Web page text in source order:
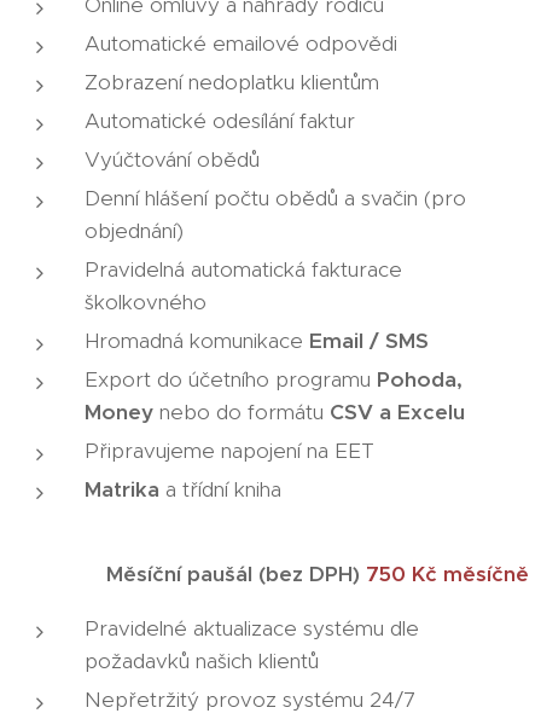
Automatické emailové odpovědi
Zobrazení nedoplatku klientům
Automatické odesílání faktur
Vyúčtování obědů
Denní hlášení počtu obědů a svačin (pro
objednání)
Pravidelná automatická fakturace
školkovného
Hromadná komunikace Email / SMS
Export do účetního programu Pohoda,
Money nebo do formátu CSV a Excelu
Připravujeme napojení na EET
Matrika a třídní kniha
Měsíční paušál (bez DPH) 750 Kč měsíčně
Pravidelné aktualizace systému dle
požadavků našich klientů
Nepřetržitý provoz systému 24/7